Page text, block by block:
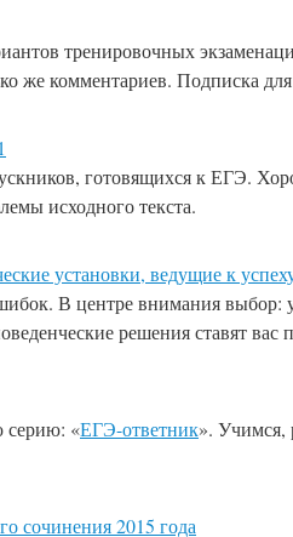
тренировочных
же комментариев. Подписка
готовящихся к ЕГЭ.
исходного текста.
установки, ведущие к
В центре внимания выбор:
решения ставят вас
серию: «ЕГЭ-ответник». Учимся,
сочинения 2015 года